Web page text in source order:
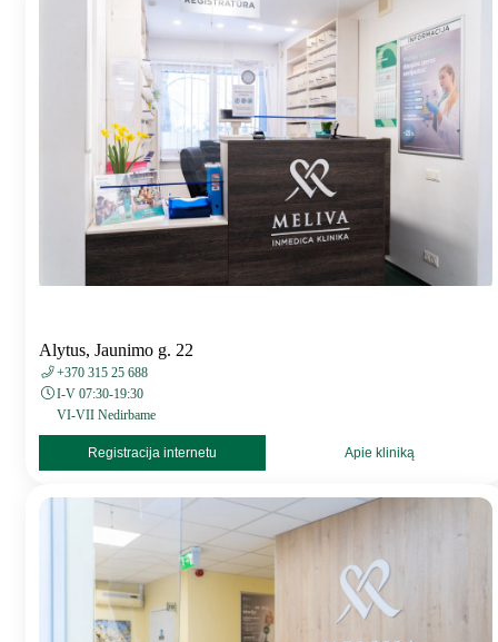
Alytus, Jaunimo g. 22
+370 315 25 688
I-V 07:30-19:30
VI-VII Nedirbame
Registracija internetu Apie kliniką